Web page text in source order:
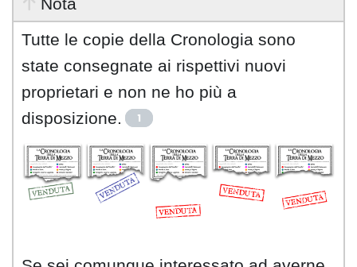
Tutte le copie della Cronologia sono
state consegnate ai rispettivi nuovi
proprietari e non ne ho più a
disposizione.
1